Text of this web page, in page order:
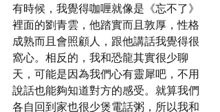
有時候，我覺得咖喱就像是《忘不了》
裡面的劉青雲，他踏實而且敦厚，性格
成熟而且會照顧人，跟他講話我覺得很
窩心。相反的，我和恐龍其實很少聊
天，可能是因為我們心有靈犀吧，不用
說話也能夠知道對方的感受。就算我們
各自回到家也很少煲電話粥，所以我和